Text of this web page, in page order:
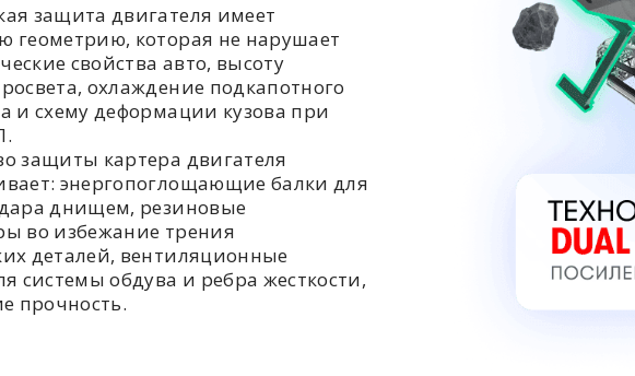
защита двигателя имеет
геометрию, которая не нарушает
свойства авто, высоту
охлаждение подкапотного
и схему деформации кузова при
защиты картера двигателя
энергопоглощающие балки для
днищем, резиновые
во избежание трения
деталей, вентиляционные
системы обдува и ребра жесткости,
прочность.